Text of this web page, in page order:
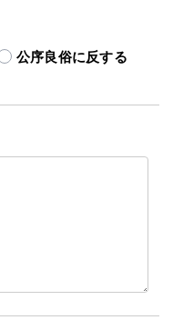
公序良俗に反する